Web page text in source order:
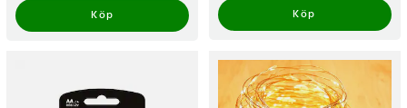
Köp
Köp